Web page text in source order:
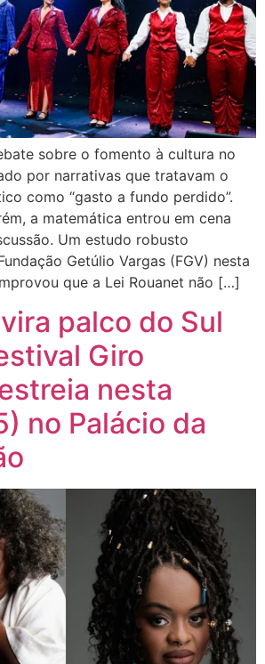
sobre o fomento à cultura no
por narrativas que tratavam o
como “gasto a fundo perdido”.
a matemática entrou em cena
Um estudo robusto
Getúlio Vargas (FGV) nesta
que a Lei Rouanet não […]
palco do Sul
Giro
nesta
no Palácio da